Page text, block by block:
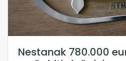
Nestanak 780.000